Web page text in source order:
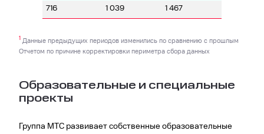
716 1 039 1 467
1 Данные предыдущих периодов изменились по сравнению с прошлым
Отчетом по причине корректировки периметра сбора данных
Образовательные и специальные
проекты
Группа МТС развивает собственные образовательные